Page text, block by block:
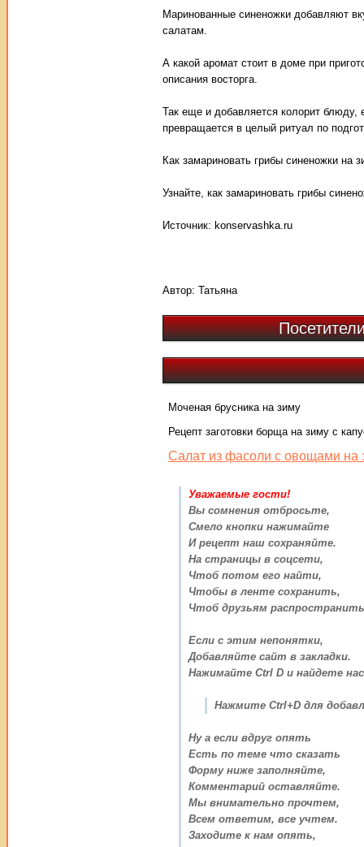
Маринованные синеножки добавляют
салатам.
А какой аромат стоит в доме при
описания восторга.
Так еще и добавляется колорит блюду,
превращается в целый ритуал по
Как замариновать грибы синеножки на
Узнайте, как замариновать грибы
Источник: konservashka.ru
Автор: Татьяна
Моченая брусника на зиму
Рецепт заготовки борща на зиму с
Салат из фасоли с овощами на
Уважаемые гости!
Вы сомнения отбросьте,
Смело кнопки нажимайте
И рецепт наш сохраняйте.
На страницы в соцсети,
Чтоб потом его найти,
Чтобы в ленте сохранить,
Чтоб друзьям
Если с этим непонятки,
Добавляйте сайт в закладки.
Нажимайте Ctrl D и найдете
Нажмите Ctrl+D для
Ну а если вдруг опять
Есть по теме что сказать
Форму ниже заполняйте,
Комментарий оставляйте.
Мы внимательно прочтем,
Всем ответим, все учтем.
Заходите к нам опять,